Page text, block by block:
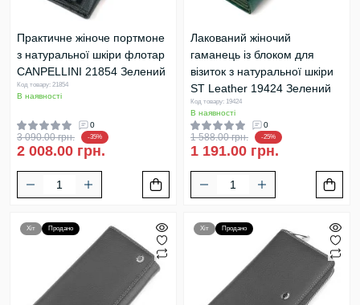
Практичне жіноче портмоне
з натуральної шкіри флотар
CANPELLINI 21854 Зелений
Код товару: 21854
В наявності
0
3 090.00 грн. -35%
2 008.00 грн.
Лакований жіночий
гаманець із блоком для
візиток з натуральної шкіри
ST Leather 19424 Зелений
Код товару: 19424
В наявності
0
1 588.00 грн. -25%
1 191.00 грн.
Хіт Продано Хіт Продано